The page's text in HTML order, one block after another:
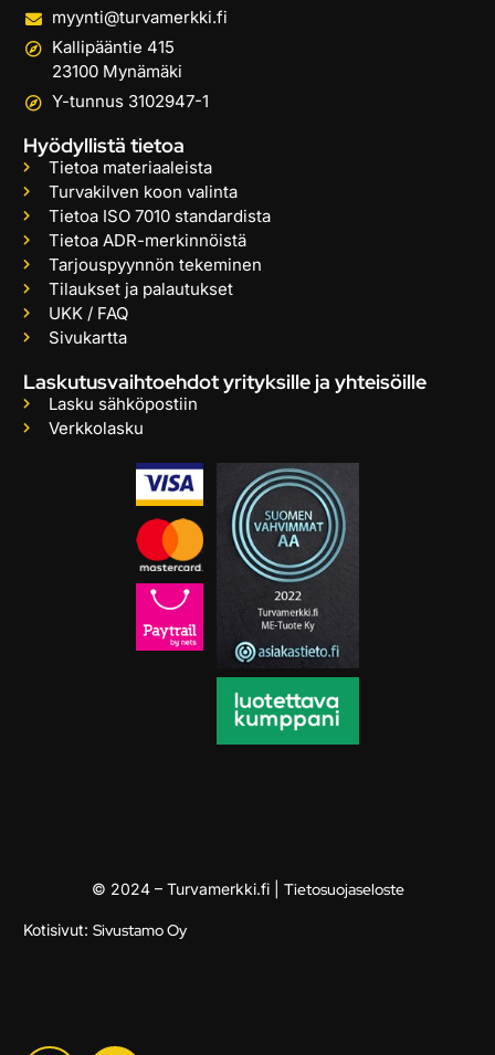
myynti@turvamerkki.fi
Kallipääntie 415
23100 Mynämäki
Y-tunnus 3102947-1
Hyödyllistä tietoa
Tietoa materiaaleista
Turvakilven koon valinta
Tietoa ISO 7010 standardista
Tietoa ADR-merkinnöistä
Tarjouspyynnön tekeminen
Tilaukset ja palautukset
UKK / FAQ
Sivukartta
Laskutusvaihtoehdot yrityksille ja yhteisöille
Lasku sähköpostiin
Verkkolasku
© 2024 – Turvamerkki.fi | Tietosuojaseloste
Kotisivut: Sivustamo Oy